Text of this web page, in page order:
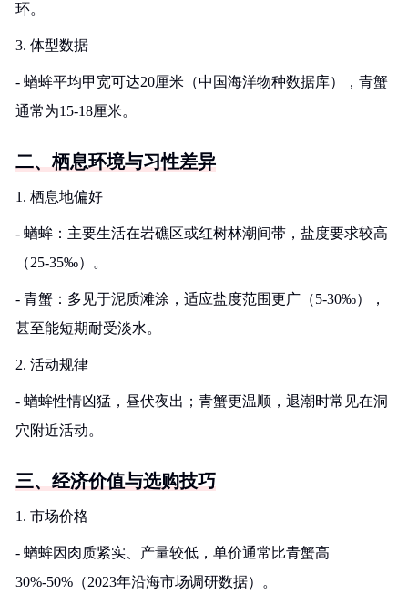
环。
3. 体型数据
- 蝤蛑平均甲宽可达20厘米（中国海洋物种数据库），青蟹
通常为15-18厘米。
二、栖息环境与习性差异
1. 栖息地偏好
- 蝤蛑：主要生活在岩礁区或红树林潮间带，盐度要求较高
（25-35‰）。
- 青蟹：多见于泥质滩涂，适应盐度范围更广（5-30‰），
甚至能短期耐受淡水。
2. 活动规律
- 蝤蛑性情凶猛，昼伏夜出；青蟹更温顺，退潮时常见在洞
穴附近活动。
三、经济价值与选购技巧
1. 市场价格
- 蝤蛑因肉质紧实、产量较低，单价通常比青蟹高
30%-50%（2023年沿海市场调研数据）。